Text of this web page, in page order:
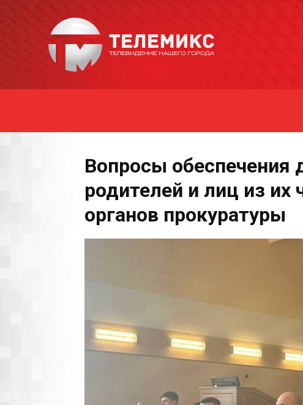
Уссурийска
Вопросы обеспечения
родителей и лиц из их
органов прокуратуры